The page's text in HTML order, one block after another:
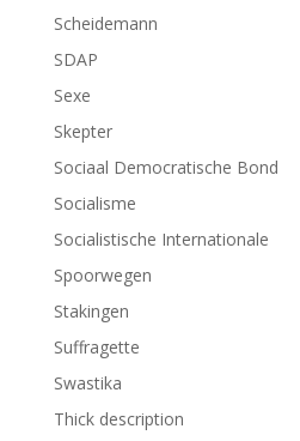
Scheidemann
SDAP
Sexe
Skepter
Sociaal Democratische Bond
Socialisme
Socialistische Internationale
Spoorwegen
Stakingen
Suffragette
Swastika
Thick description